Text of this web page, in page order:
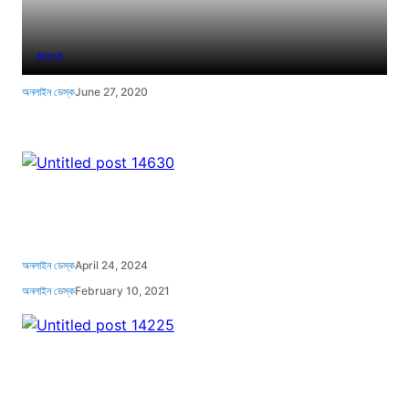
পাঁচমিশালী
অনলাইন ডেস্কJune 27, 2020
অনলাইন ডেস্কApril 24, 2024
অনলাইন ডেস্কFebruary 10, 2021